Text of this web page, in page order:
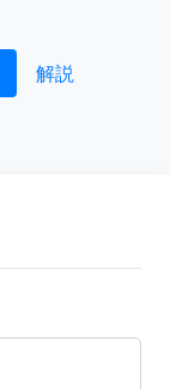
解説